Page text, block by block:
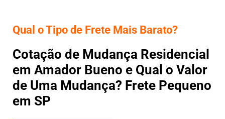
Qual o Tipo de Frete Mais Barato?
Cotação de Mudança Residencial
em Amador Bueno e Qual o Valor
de Uma Mudança? Frete Pequeno
em SP